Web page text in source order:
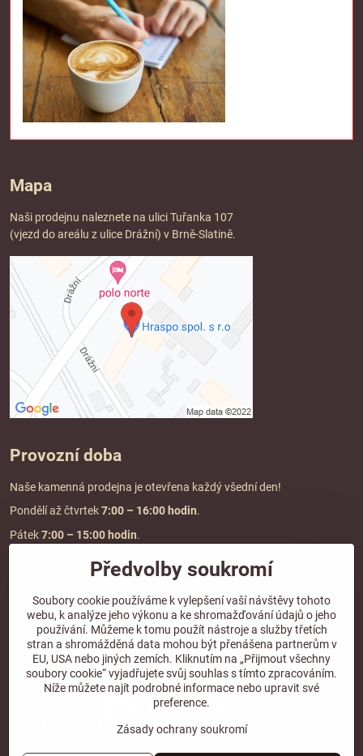
Mapa
Naši prodejnu naleznete na ulici Tuřanka 107
(vjezd do areálu z ulice Drážní) v Brně-Slatině.
Provozní doba
Naše kamenná prodejna je otevřena každý všední den!
Pondělí až čtvrtek7:00 – 16:00 hodin.
Pátek7:00 – 15:00 hodin.
Doprava a platba
DOPRAVA ZDARMA
při objednávce nad2000 Kč vč. DPH.
*Nevztahuje se na paletovou přepravu.
Předvolby soukromí
Soubory cookie používáme k vylepšení vaší návštěvy tohoto
webu, k analýze jeho výkonu a ke shromažďování údajů o jeho
používání. Můžeme k tomu použít nástroje a služby třetích
stran a shromážděná data mohou být přenášena partnerům v
EU, USA nebo jiných zemích. Kliknutím na „Přijmout všechny
soubory cookie“ vyjadřujete svůj souhlas s tímto zpracováním.
Níže můžete najít podrobné informace nebo upravit své
preference.
Zásady ochrany soukromí